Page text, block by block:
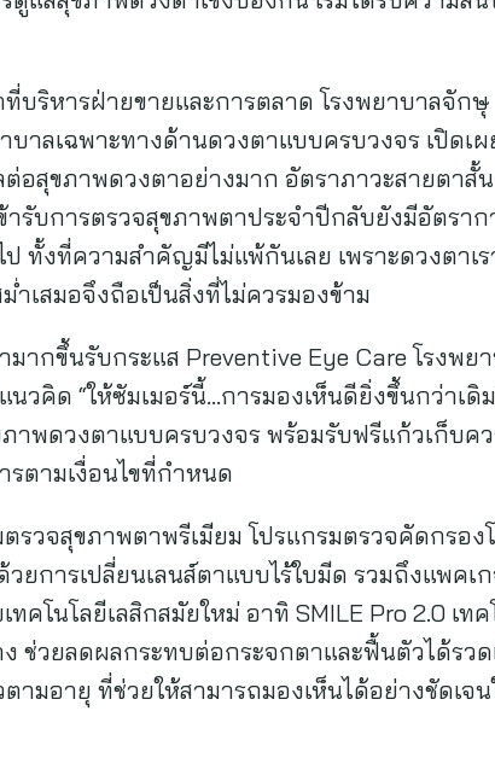
บริหารฝ่ายขายและการตลาด โรงพยาบาลจักษุ
บาลเฉพาะทางด้านดวงตาแบบครบวงจร เปิดเ
อสุขภาพดวงตาอย่างมาก อัตราภาวะสายตาสั้น
รับการตรวจสุขภาพตาประจำปีกลับยังมีอัตรา
ทั้งที่ความสำคัญมีไม่แพ้กันเลย เพราะดวงตาเ
ำเสมอจึงถือเป็นสิ่งที่ไม่ควรมองข้าม
ากขึ้นรับกระแส Preventive Eye Care โรงพย
นวคิด “ให้ซัมเมอร์นี้…การมองเห็นดียิ่งขึ้นกว่าเดิ
พดวงตาแบบครบวงจร พร้อมรับฟรีแก้วเก็บคว
รตามเงื่อนไขที่กำหนด
รวจสุขภาพตาพรีเมียม โปรแกรมตรวจคัดกรอง
ยการเปลี่ยนเลนส์ตาแบบไร้ใบมีด รวมถึงแพค
คโนโลยีเลสิกสมัยใหม่ อาทิ SMILE Pro 2.0 เท
ง ช่วยลดผลกระทบต่อกระจกตาและฟื้นตัวได้รวด
ามอายุ ที่ช่วยให้สามารถมองเห็นได้อย่างชัดเจ